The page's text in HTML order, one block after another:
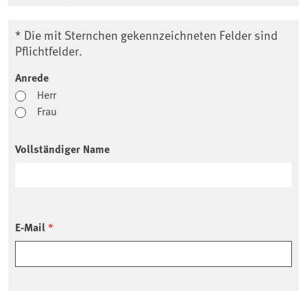
* Die mit Sternchen gekennzeichneten Felder sind
Pflichtfelder.
Anrede
Herr
Frau
Vollständiger Name
E-Mail*